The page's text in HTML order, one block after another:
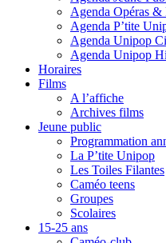
Agenda Opéras &
Agenda P’tite
Agenda Unipop
Agenda Unipop
Horaires
Films
A l’affiche
Archives films
Jeune public
Programmation
La P’tite Unipop
Les Toiles Filantes
Caméo teens
Groupes
Scolaires
15-25 ans